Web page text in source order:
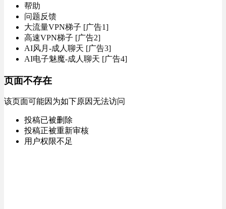
帮助
问题反馈
大流量VPN梯子 [广告1]
高速VPN梯子 [广告2]
AI风月-成人聊天 [广告3]
AI电子魅魔-成人聊天 [广告4]
页面不存在
该页面可能因为如下原因无法访问
投稿已被删除
投稿正被重新审核
用户权限不足